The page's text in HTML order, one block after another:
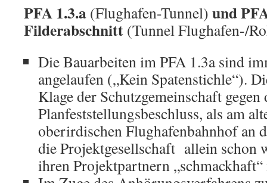
PFA 1.3.a (Flughafen-Tunnel) und
Filderabschnitt (Tunnel Flughafen-/
Die Bauarbeiten im PFA 1.3a sind
angelaufen („Kein Spatenstichle“).
Klage der Schutzgemeinschaft gegen
Planfeststellungsbeschluss, als am
oberirdischen Flughafenbahnhof an
die Projektgesellschaft allein schon
ihren Projektpartnern „schmackhaft“